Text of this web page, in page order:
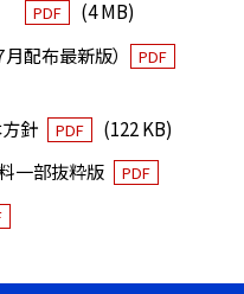
PDF
(4 MB)
配布最新版）
PDF
針
PDF
(122 KB)
一部抜粋版
PDF